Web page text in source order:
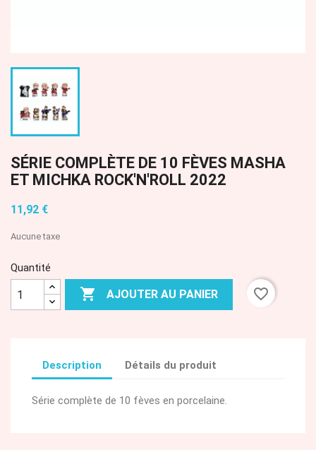
SÉRIE COMPLÈTE DE 10 FÈVES MASHA
ET MICHKA ROCK'N'ROLL 2022
11,92 €
Aucune taxe
Quantité
 AJOUTER AU PANIER favorite_border
Description Détails du produit
Série complète de 10 fèves en porcelaine.